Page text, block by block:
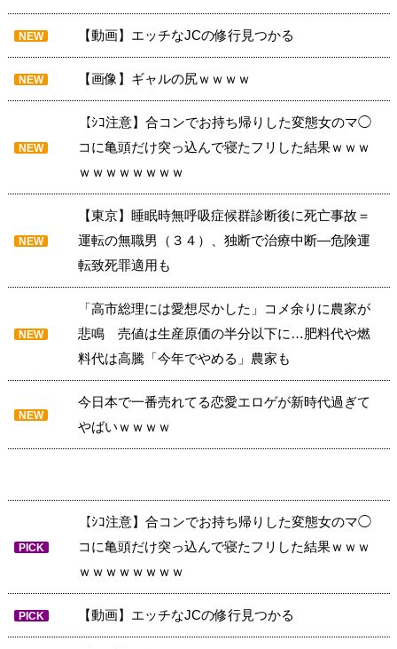
NEW 【動画】エッチなJCの修行見つかる
NEW 【画像】ギャルの尻ｗｗｗｗ
NEW
【ｼｺ注意】合コンでお持ち帰りした変態女のマ◯
コに亀頭だけ突っ込んで寝たフリした結果ｗｗｗ
ｗｗｗｗｗｗｗｗ
NEW
【東京】睡眠時無呼吸症候群診断後に死亡事故＝
運転の無職男（３４）、独断で治療中断―危険運
転致死罪適用も
NEW
「高市総理には愛想尽かした」コメ余りに農家が
悲鳴 売値は生産原価の半分以下に…肥料代や燃
料代は高騰「今年でやめる」農家も
NEW
今日本で一番売れてる恋愛エロゲが新時代過ぎて
やばいｗｗｗｗ
PICK
【ｼｺ注意】合コンでお持ち帰りした変態女のマ◯
コに亀頭だけ突っ込んで寝たフリした結果ｗｗｗ
ｗｗｗｗｗｗｗｗ
PICK 【動画】エッチなJCの修行見つかる